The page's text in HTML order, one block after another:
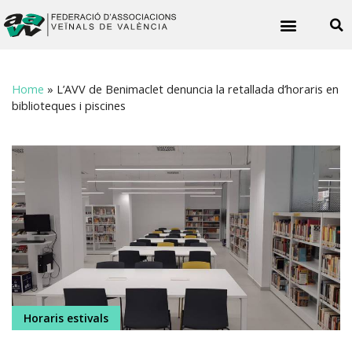
Home » L’AVV de Benimaclet denuncia la retallada d’horaris en
biblioteques i piscines
Horaris estivals